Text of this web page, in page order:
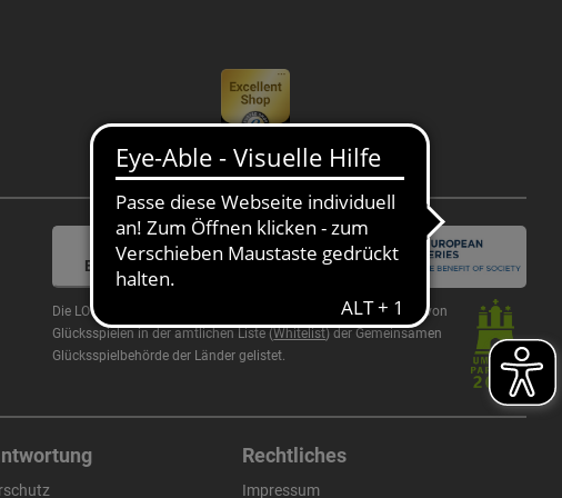
Cookie-
Einstellungen
Die LOTTO Hamburg GmbH ist als zugelassene Veranstalterin von
Glücksspielen in der amtlichen Liste (Whitelist) der Gemeinsamen
Glücksspielbehörde der Länder gelistet.
Rechtliches
Impressum